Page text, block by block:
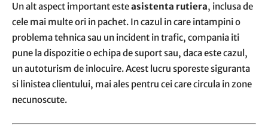
Un alt aspect important esteasistenta rutiera, inclusa de
cele mai multe ori in pachet. In cazul in care intampini o
problema tehnica sau un incident in trafic, compania iti
pune la dispozitie o echipa de suport sau, daca este cazul,
un autoturism de inlocuire. Acest lucru sporeste siguranta
si linistea clientului, mai ales pentru cei care circula in zone
necunoscute.